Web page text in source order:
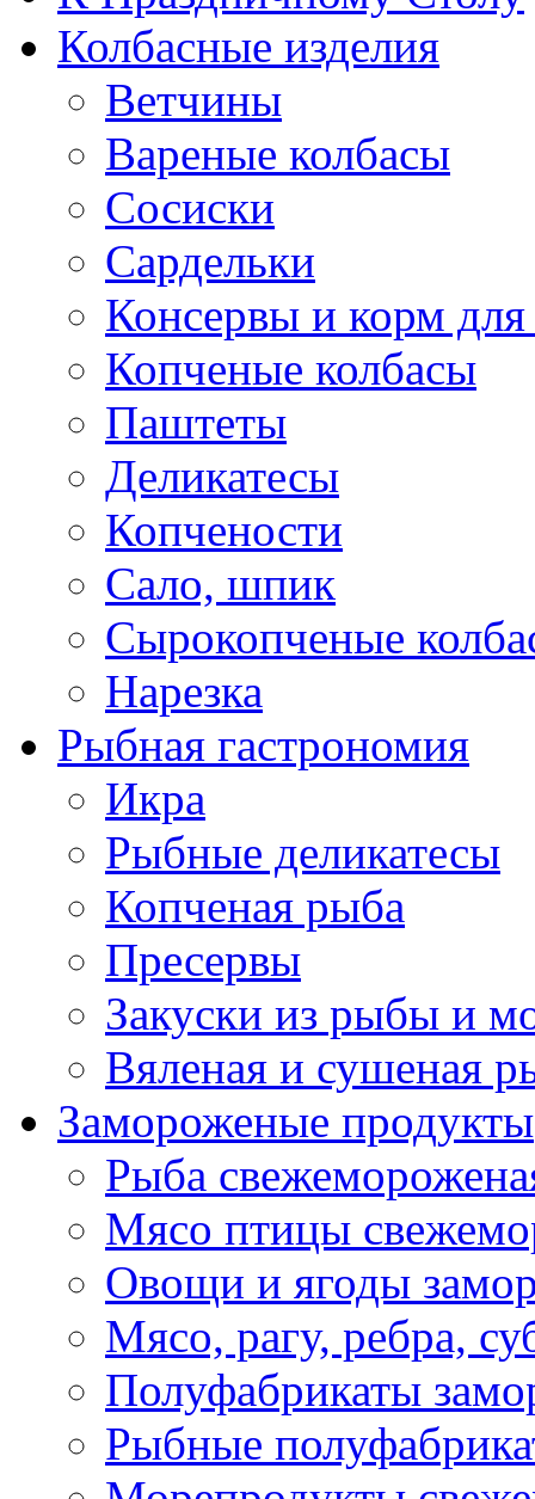
Колбасные изделия
Ветчины
Вареные колбасы
Сосиски
Сардельки
Консервы и корм
Копченые колбасы
Паштеты
Деликатесы
Копчености
Сало, шпик
Сырокопченые
Нарезка
Рыбная гастрономия
Икра
Рыбные деликатесы
Копченая рыба
Пресервы
Закуски из рыбы и
Вяленая и сушеная
Замороженые продукты
Рыба
Мясо птицы
Овощи и ягоды
Мясо, рагу, ребра,
Полуфабрикаты
Рыбные